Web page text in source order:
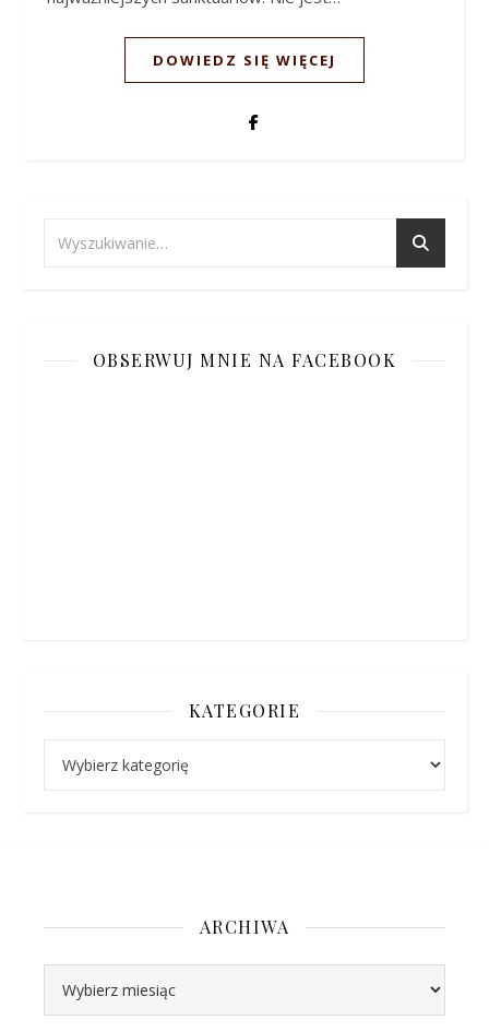
DOWIEDZ SIĘ WIĘCEJ
OBSERWUJ MNIE NA FACEBOOK
KATEGORIE
ARCHIWA